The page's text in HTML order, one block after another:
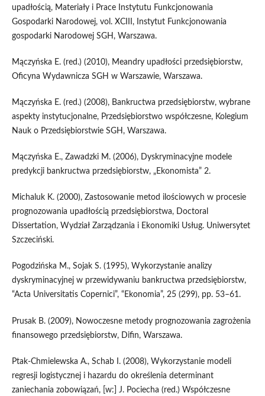
upadłością, Materiały i Prace Instytutu Funkcjonowania
Gospodarki Narodowej, vol. XCIII, Instytut Funkcjonowania
gospodarki Narodowej SGH, Warszawa.
Mączyńska E. (red.) (2010), Meandry upadłości przedsiębiorstw,
Oficyna Wydawnicza SGH w Warszawie, Warszawa.
Mączyńska E. (red.) (2008), Bankructwa przedsiębiorstw, wybrane
aspekty instytucjonalne, Przedsiębiorstwo współczesne, Kolegium
Nauk o Przedsiębiorstwie SGH, Warszawa.
Mączyńska E., Zawadzki M. (2006), Dyskryminacyjne modele
predykcji bankructwa przedsiębiorstw, „Ekonomista” 2.
Michaluk K. (2000), Zastosowanie metod ilościowych w procesie
prognozowania upadłością przedsiębiorstwa, Doctoral
Dissertation, Wydział Zarządzania i Ekonomiki Usług. Uniwersytet
Szczeciński.
Pogodzińska M., Sojak S. (1995), Wykorzystanie analizy
dyskryminacyjnej w przewidywaniu bankructwa przedsiębiorstw,
“Acta Universitatis Copernici”, “Ekonomia”, 25 (299), pp. 53–61.
Prusak B. (2009), Nowoczesne metody prognozowania zagrożenia
finansowego przedsiębiorstw, Difin, Warszawa.
Ptak-Chmielewska A., Schab I. (2008), Wykorzystanie modeli
regresji logistycznej i hazardu do określenia determinant
zaniechania zobowiązań, [w:] J. Pociecha (red.) Współczesne